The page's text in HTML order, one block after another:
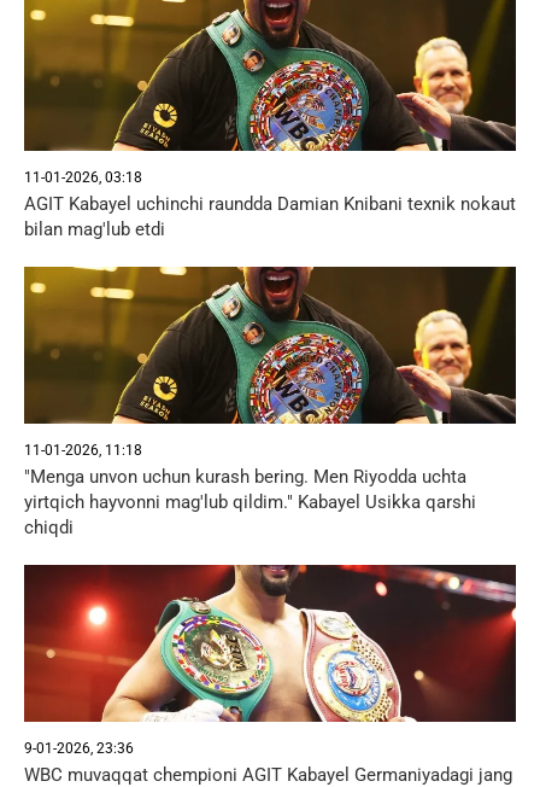
11-01-2026, 03:18
AGIT Kabayel uchinchi raundda Damian Knibani texnik nokaut
bilan mag'lub etdi
11-01-2026, 11:18
"Menga unvon uchun kurash bering. Men Riyodda uchta
yirtqich hayvonni mag'lub qildim." Kabayel Usikka qarshi
chiqdi
9-01-2026, 23:36
WBC muvaqqat chempioni AGIT Kabayel Germaniyadagi jang